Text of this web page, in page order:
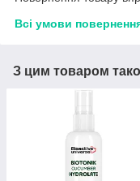
Всі умови
З цим товаром